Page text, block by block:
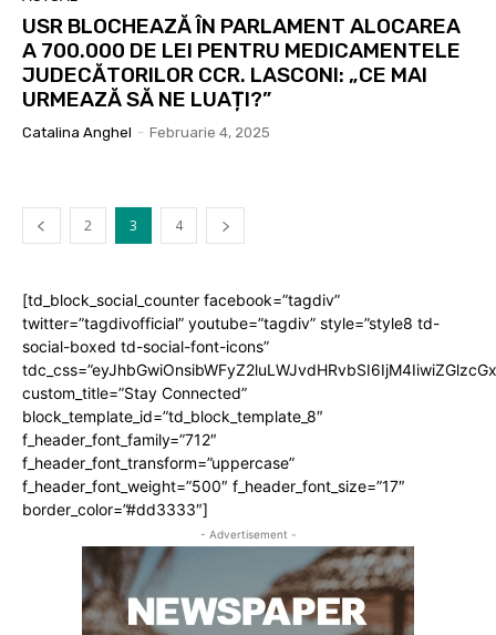
USR BLOCHEAZĂ ÎN PARLAMENT ALOCAREA
A 700.000 DE LEI PENTRU MEDICAMENTELE
JUDECĂTORILOR CCR. LASCONI: „CE MAI
URMEAZĂ SĂ NE LUAȚI?”
Catalina Anghel - Februarie 4, 2025
2 3 4
[td_block_social_counter facebook=”tagdiv”
twitter=”tagdivofficial” youtube=”tagdiv” style=”style8 td-
social-boxed td-social-font-icons”
custom_title=”Stay Connected”
block_template_id=”td_block_template_8″
f_header_font_family=”712″
f_header_font_transform=”uppercase”
f_header_font_weight=”500″ f_header_font_size=”17″
border_color=”#dd3333″]
- Advertisement -